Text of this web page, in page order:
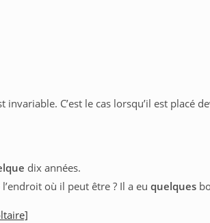
invariable. C’est le cas lorsqu’il est placé
dix années.
l’endroit où il peut être ? Il a eu quelques